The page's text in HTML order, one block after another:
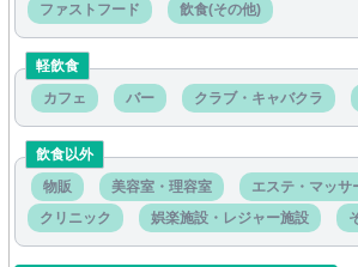
ファストフード
飲食(その他)
軽飲食
カフェ
バー クラブ・キャバクラ
飲食以外
物販
美容室・理容室
エステ・マッサ
クリニック
娯楽施設・レジャー施設